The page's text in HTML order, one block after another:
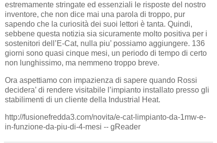
estremamente stringate ed essenziali le risposte del nostro
inventore, che non dice mai una parola di troppo, pur
sapendo che la curiosità dei suoi lettori è tanta. Quindi,
sebbene questa notizia sia sicuramente molto positiva per i
sostenitori dell’E-Cat, nulla piu’ possiamo aggiungere. 136
giorni sono quasi cinque mesi, un periodo di tempo di certo
non lunghissimo, ma nemmeno troppo breve.
Ora aspettiamo con impazienza di sapere quando Rossi
decidera’ di rendere visitabile l’impianto installato presso gli
stabilimenti di un cliente della Industrial Heat.
http://fusionefredda3.com/novita/e-cat-limpianto-da-1mw-e-
in-funzione-da-piu-di-4-mesi -- gReader